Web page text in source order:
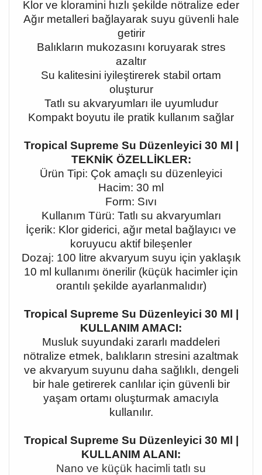
Klor ve kloramini hızlı şekilde nötralize eder
Ağır metalleri bağlayarak suyu güvenli hale
getirir
Balıkların mukozasını koruyarak stres
azaltır
Su kalitesini iyileştirerek stabil ortam
oluşturur
Tatlı su akvaryumları ile uyumludur
Kompakt boyutu ile pratik kullanım sağlar
Tropical Supreme Su Düzenleyici 30 Ml |
TEKNİK ÖZELLİKLER:
Ürün Tipi: Çok amaçlı su düzenleyici
Hacim: 30 ml
Form: Sıvı
Kullanım Türü: Tatlı su akvaryumları
İçerik: Klor giderici, ağır metal bağlayıcı ve
koruyucu aktif bileşenler
Dozaj: 100 litre akvaryum suyu için yaklaşık
10 ml kullanımı önerilir (küçük hacimler için
orantılı şekilde ayarlanmalıdır)
Tropical Supreme Su Düzenleyici 30 Ml |
KULLANIM AMACI:
Musluk suyundaki zararlı maddeleri
nötralize etmek, balıkların stresini azaltmak
ve akvaryum suyunu daha sağlıklı, dengeli
bir hale getirerek canlılar için güvenli bir
yaşam ortamı oluşturmak amacıyla
kullanılır.
Tropical Supreme Su Düzenleyici 30 Ml |
KULLANIM ALANI:
Nano ve küçük hacimli tatlı su